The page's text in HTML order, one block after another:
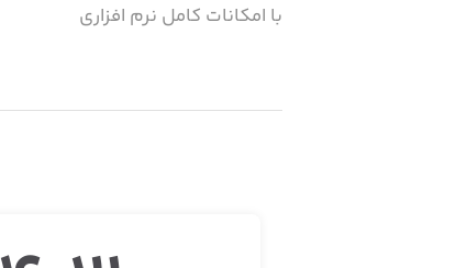
با امکانات کامل نرم افزاری